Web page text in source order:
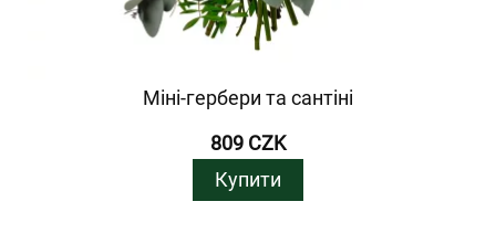
Міні-гербери та сантіні
809 CZK
Купити